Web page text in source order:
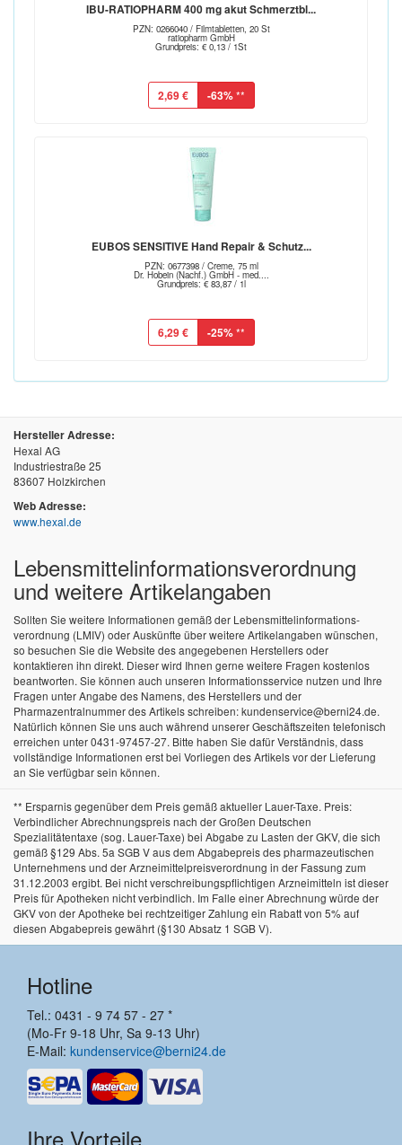
IBU-RATIOPHARM 400 mg akut Schmerztbl...
PZN: 0266040 / Filmtabletten, 20 St
ratiopharm GmbH
Grundpreis: € 0,13 / 1St
2,69 € -63%**
EUBOS SENSITIVE Hand Repair & Schutz...
PZN: 0677398 / Creme, 75 ml
Dr. Hobein (Nachf.) GmbH - med....
Grundpreis: € 83,87 / 1l
6,29 € -25%**
Hersteller Adresse:
Hexal AG
Industriestraße 25
83607 Holzkirchen
Web Adresse:
www.hexal.de
Lebensmittel­informations­verordnung
und weitere Artikelangaben
Sollten Sie weitere Informationen gemäß der Lebensmittel­informations­
verordnung (LMIV) oder Auskünfte über weitere Artikelangaben wünschen,
so besuchen Sie die Website des angegebenen Herstellers oder
kontaktieren ihn direkt. Dieser wird Ihnen gerne weitere Fragen kostenlos
beantworten. Sie können auch unseren Informationsservice nutzen und Ihre
Fragen unter Angabe des Namens, des Herstellers und der
Pharmazentralnummer des Artikels schreiben: kundenservice@berni24.de.
Natürlich können Sie uns auch während unserer Geschäftszeiten telefonisch
erreichen unter 0431-97457-27. Bitte haben Sie dafür Verständnis, dass
vollständige Informationen erst bei Vorliegen des Artikels vor der Lieferung
an Sie verfügbar sein können.
** Ersparnis gegenüber dem Preis gemäß aktueller Lauer-Taxe. Preis:
Verbindlicher Abrechnungspreis nach der Großen Deutschen
Spezialitätentaxe (sog. Lauer-Taxe) bei Abgabe zu Lasten der GKV, die sich
gemäß §129 Abs. 5a SGB V aus dem Abgabepreis des pharmazeutischen
Unternehmens und der Arzneimittelpreisverordnung in der Fassung zum
31.12.2003 ergibt. Bei nicht verschreibungspflichtigen Arzneimitteln ist dieser
Preis für Apotheken nicht verbindlich. Im Falle einer Abrechnung würde der
GKV von der Apotheke bei rechtzeitiger Zahlung ein Rabatt von 5% auf
diesen Abgabepreis gewährt (§130 Absatz 1 SGB V).
Hotline
Tel.: 0431 - 9 74 57 - 27 *
(Mo-Fr 9-18 Uhr, Sa 9-13 Uhr)
E-Mail: kundenservice@berni24.de
Ihre Vorteile